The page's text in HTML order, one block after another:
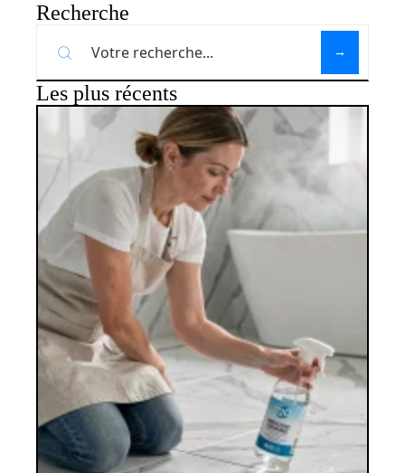
Recherche
Les plus récents